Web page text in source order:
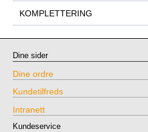
KOMPLETTERING
Dine sider
Dine ordre
Kundetilfreds
Intranett
Kundeservice